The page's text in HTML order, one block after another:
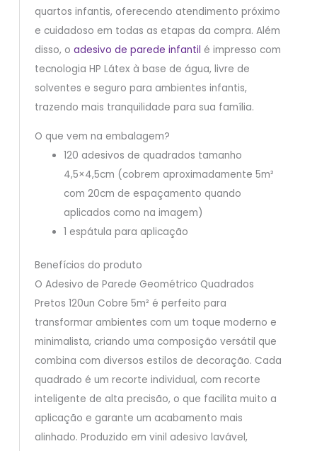
quartos infantis, oferecendo atendimento próximo
e cuidadoso em todas as etapas da compra. Além
disso, o adesivo de parede infantil é impresso com
tecnologia HP Látex à base de água, livre de
solventes e seguro para ambientes infantis,
trazendo mais tranquilidade para sua família.
O que vem na embalagem?
120 adesivos de quadrados tamanho
4,5×4,5cm (cobrem aproximadamente 5m²
com 20cm de espaçamento quando
aplicados como na imagem)
1 espátula para aplicação
Benefícios do produto
O Adesivo de Parede Geométrico Quadrados
Pretos 120un Cobre 5m² é perfeito para
transformar ambientes com um toque moderno e
minimalista, criando uma composição versátil que
combina com diversos estilos de decoração. Cada
quadrado é um recorte individual, com recorte
inteligente de alta precisão, o que facilita muito a
aplicação e garante um acabamento mais
alinhado. Produzido em vinil adesivo lavável,